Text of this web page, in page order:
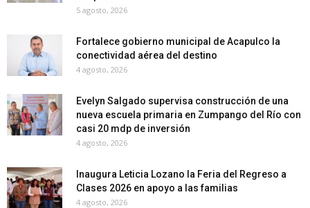
5 agosto, 2026
Fortalece gobierno municipal de Acapulco la
conectividad aérea del destino
4 agosto, 2026
Evelyn Salgado supervisa construcción de una
nueva escuela primaria en Zumpango del Río con
casi 20 mdp de inversión
4 agosto, 2026
Inaugura Leticia Lozano la Feria del Regreso a
Clases 2026 en apoyo a las familias
4 agosto, 2026